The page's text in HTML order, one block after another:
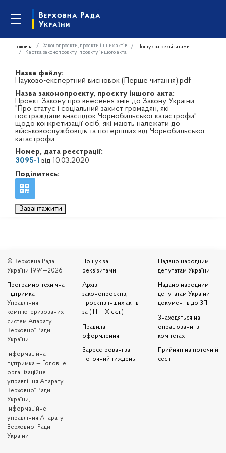
Головна Законопроєкти, проєкти інших актів
Пошук за реквізитами
Картка законопроєкту, проєкту іншого акта
Назва файлу:
Науково-експертний висновок (Перше читання).pdf
Назва законопроєкту, проєкту іншого акта:
Проєкт Закону про внесення змін до Закону України
"Про статус і соціальний захист громадян, які
постраждали внаслідок Чорнобильської катастрофи"
щодо конкретизації осіб, які мають належати до
військовослужбовців та потерпілих від Чорнобильської
катастрофи
Номер, дата реєстрації:
3095-1 від 10.03.2020
Поділитись:
Завантажити
© Верховна Рада
України 1994—2026
Програмно-технічна
підтримка —
Управління
комп'ютеризованих
систем Апарату
Верховної Ради
України
Iнформаційна
підтримка — Головне
організаційне
управління Апарату
Верховної Ради
України,
Інформаційне
управління Апарату
Верховної Ради
України
Пошук за
реквізитами
Архів
законопроєктів,
проєктів інших актів
за ( III – IX скл.)
Правила
оформлення
Зареєстровані за
поточний тиждень
Надано народним
депутатам України
Надано народним
депутатам України
документів до ЗП
Знаходяться на
опрацюванні в
комітетах
Прийняті на поточній
сесії